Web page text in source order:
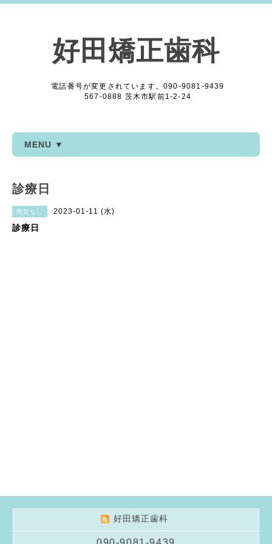
好田矯正歯科
電話番号が変更されています。090-9081-9439
567-0888 茨木市駅前1-2-24
MENU ▼
診療日
指定なし 2023-01-11 (水)
診療日
好田矯正歯科